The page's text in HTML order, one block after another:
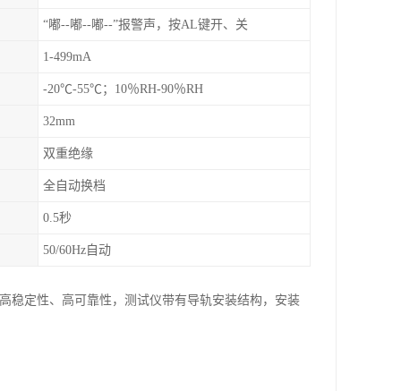
“嘟--嘟--嘟--”报警声，按AL键开、关
1-499mA
-20℃-55℃；10％RH-90％RH
32mm
双重绝缘
全自动换档
0.5秒
50/60Hz自动
稳定性、高可靠性，测试仪带有导轨安装结构，安装